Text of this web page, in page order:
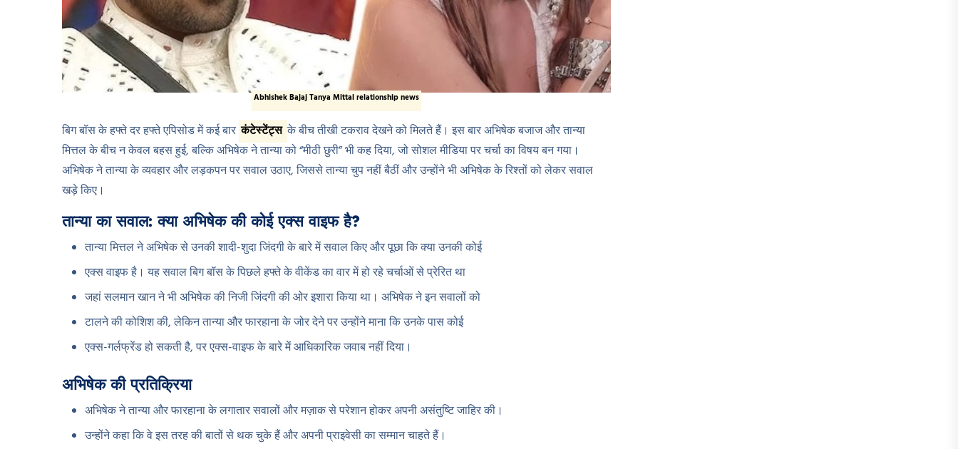
Abhishek Bajaj Tanya Mittal relationship news
बिग बॉस के हफ्ते दर हफ्ते एपिसोड में कई बार कंटेस्टेंट्स के बीच तीखी टकराव देखने को मिलते हैं। इस बार अभिषेक बजाज और तान्या
मित्तल के बीच न केवल बहस हुई, बल्कि अभिषेक ने तान्या को “मीठी छुरी” भी कह दिया, जो सोशल मीडिया पर चर्चा का विषय बन गया।
अभिषेक ने तान्या के व्यवहार और लड़कपन पर सवाल उठाए, जिससे तान्या चुप नहीं बैठीं और उन्होंने भी अभिषेक के रिश्तों को लेकर सवाल
खड़े किए।
तान्या का सवाल: क्या अभिषेक की कोई एक्स वाइफ है?
तान्या मित्तल ने अभिषेक से उनकी शादी-शुदा जिंदगी के बारे में सवाल किए और पूछा कि क्या उनकी कोई
एक्स वाइफ है। यह सवाल बिग बॉस के पिछले हफ्ते के वीकेंड का वार में हो रहे चर्चाओं से प्रेरित था
जहां सलमान खान ने भी अभिषेक की निजी जिंदगी की ओर इशारा किया था। अभिषेक ने इन सवालों को
टालने की कोशिश की, लेकिन तान्या और फारहाना के जोर देने पर उन्होंने माना कि उनके पास कोई
एक्स-गर्लफ्रेंड हो सकती है, पर एक्स-वाइफ के बारे में आधिकारिक जवाब नहीं दिया।
अभिषेक की प्रतिक्रिया
अभिषेक ने तान्या और फारहाना के लगातार सवालों और मज़ाक से परेशान होकर अपनी असंतुष्टि जाहिर की।
उन्होंने कहा कि वे इस तरह की बातों से थक चुके हैं और अपनी प्राइवेसी का सम्मान चाहते हैं।